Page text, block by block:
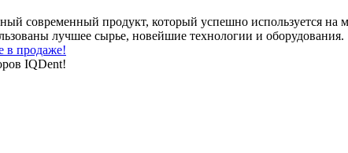
современный продукт, который успешно используется
лучшее сырье, новейшие технологии и оборудования.
в продаже!
IQDent!